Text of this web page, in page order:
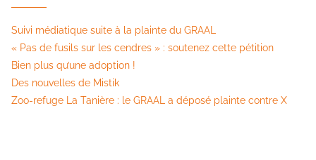
Suivi médiatique suite à la plainte du GRAAL
« Pas de fusils sur les cendres » : soutenez cette pétition​
Bien plus qu’une adoption !
Des nouvelles de Mistik
Zoo-refuge La Tanière : le GRAAL a déposé plainte contre X